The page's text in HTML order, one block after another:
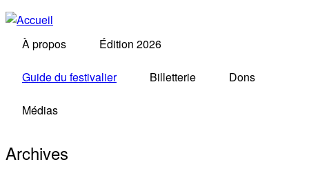
À propos Édition 2026
Guide du festivalier Billetterie Dons
Médias
Archives